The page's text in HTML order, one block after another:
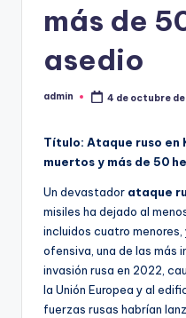
más de
asedio
Publicado
admin 4 de octubre
Título: Ataque ruso en
muertos y más de 50
Un devastador ataque
misiles ha dejado al
incluidos cuatro
ofensiva, una de las más
invasión rusa en 2022,
la Unión Europea y al
fuerzas rusas habrían